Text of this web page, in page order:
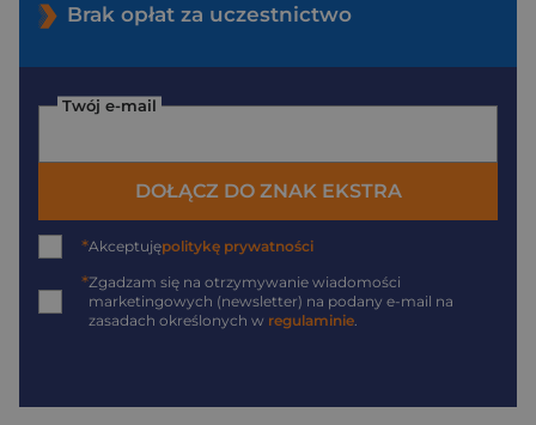
Brak opłat za uczestnictwo
Twój e-mail
DOŁĄCZ DO ZNAK EKSTRA
*Akceptujępolitykę prywatności
*Zgadzam się na otrzymywanie wiadomości
marketingowych (newsletter) na podany e-mail na
zasadach określonych w regulaminie